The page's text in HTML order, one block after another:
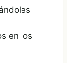
en los